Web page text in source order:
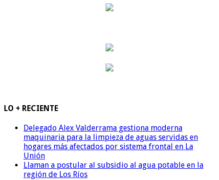
LO + RECIENTE
Delegado Alex Valderrama gestiona moderna
maquinaria para la limpieza de aguas servidas en
hogares más afectados por sistema frontal en La
Unión
Llaman a postular al subsidio al agua potable en la
región de Los Ríos